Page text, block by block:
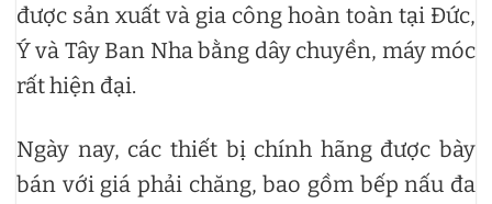
được sản xuất và gia công hoàn toàn tại Đức,
Ý và Tây Ban Nha bằng dây chuyền, máy móc
rất hiện đại.
Ngày nay, các thiết bị chính hãng được bày
bán với giá phải chăng, bao gồm bếp nấu đa